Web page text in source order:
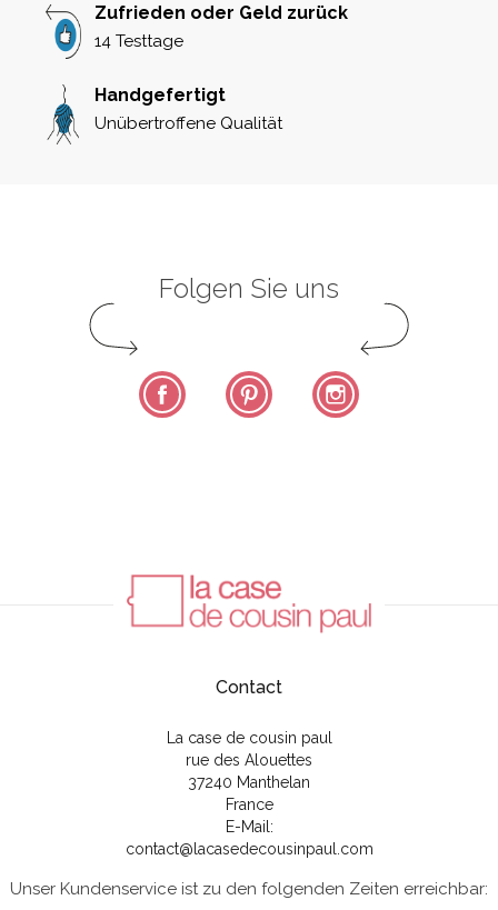
Zufrieden oder Geld zurück
14 Testtage
Handgefertigt
Unübertroffene Qualität
Folgen Sie uns
Facebook Pinterest
Contact
La case de cousin paul
rue des Alouettes
37240 Manthelan
France
E-Mail:
contact@lacasedecousinpaul.com
Unser Kundenservice ist zu den folgenden Zeiten erreichbar: